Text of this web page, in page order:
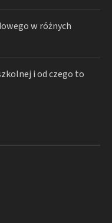
w różnych
i od czego to